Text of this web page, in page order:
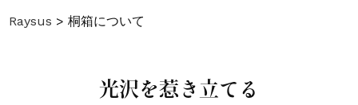
Raysus >桐箱について
光沢を惹き立てる